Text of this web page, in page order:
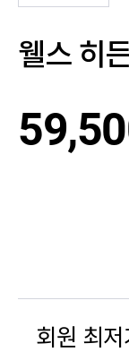
웰스 히
회원 최저